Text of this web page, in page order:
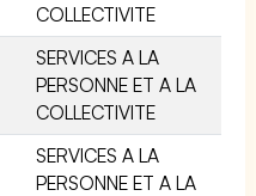
COLLECTIVITE
SERVICES A LA
PERSONNE ET A LA
COLLECTIVITE
SERVICES A LA
PERSONNE ET A LA